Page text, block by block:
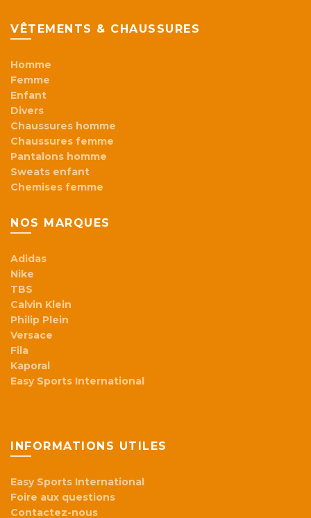
VÊTEMENTS & CHAUSSURES
Homme
Femme
Enfant
Divers
Chaussures homme
Chaussures femme
Pantalons homme
Sweats enfant
Chemises femme
NOS MARQUES
Adidas
Nike
TBS
Calvin Klein
Philip Plein
Versace
Fila
Kaporal
Easy Sports International
INFORMATIONS UTILES
Easy Sports International
Foire aux questions
Contactez-nous